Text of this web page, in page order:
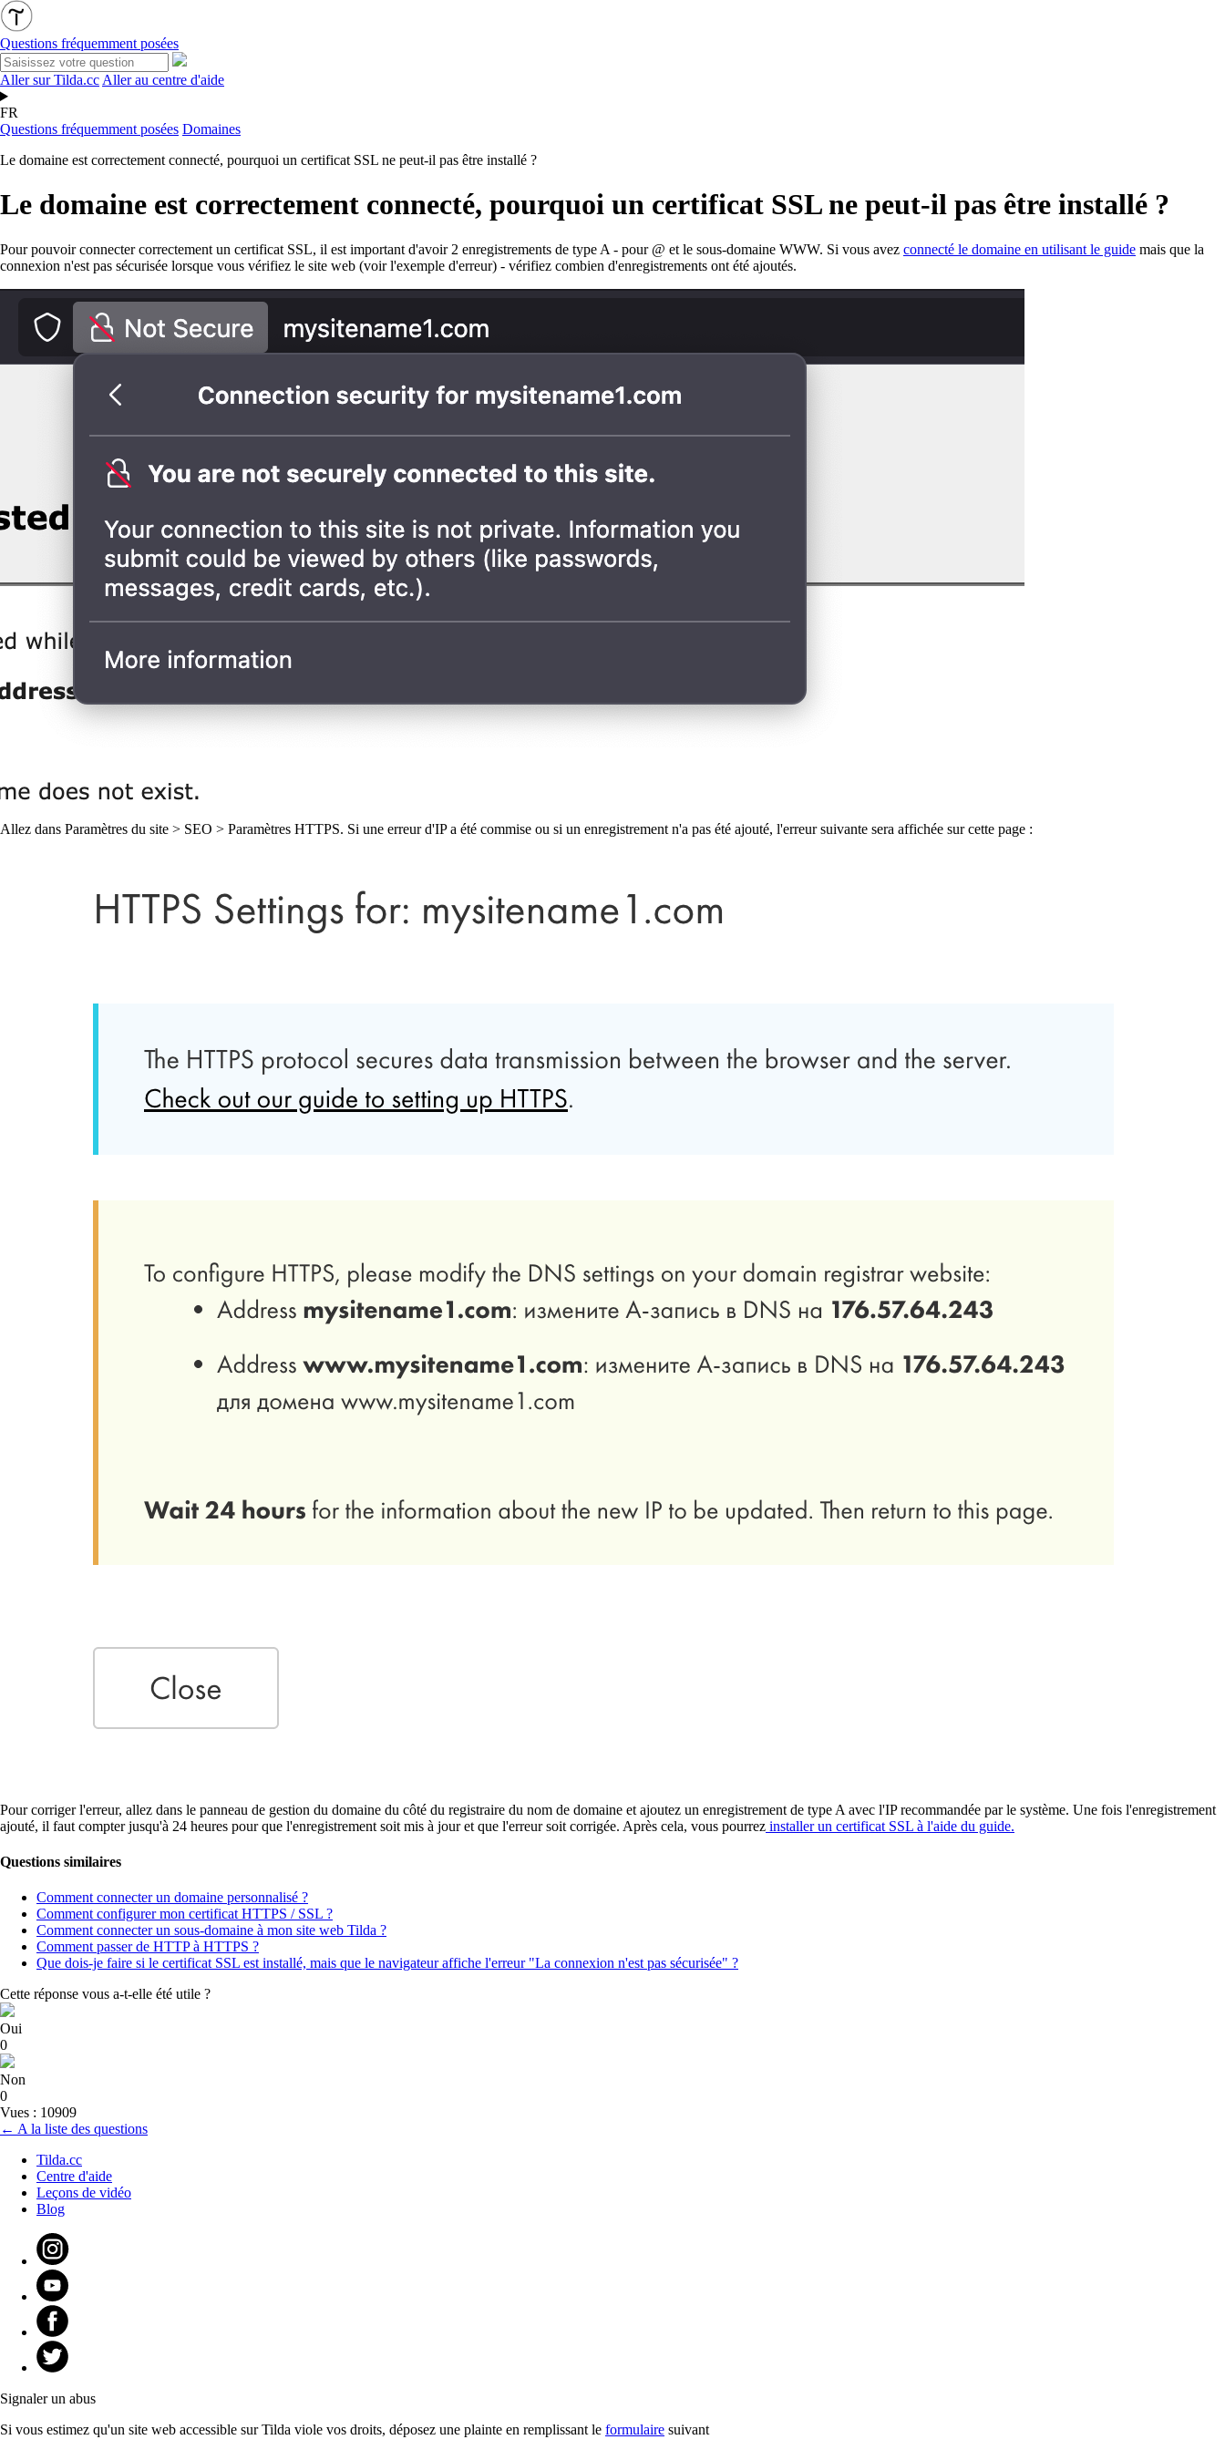
Questions fréquemment posées
Aller sur Tilda.cc Aller au centre d'aide
FR
Questions fréquemment posées Domaines
Le domaine est correctement connecté, pourquoi un certificat SSL ne peut-il pas être installé ?
Le domaine est correctement connecté, pourquoi un certificat SSL ne peut-il pas être installé ?
Pour pouvoir connecter correctement un certificat SSL, il est important d'avoir 2 enregistrements de type A - pour @ et le sous-domaine WWW. Si vous avez connecté le domaine en utilisant le guide mais que la
connexion n'est pas sécurisée lorsque vous vérifiez le site web (voir l'exemple d'erreur) - vérifiez combien d'enregistrements ont été ajoutés.
Allez dans Paramètres du site > SEO > Paramètres HTTPS. Si une erreur d'IP a été commise ou si un enregistrement n'a pas été ajouté, l'erreur suivante sera affichée sur cette page :
Pour corriger l'erreur, allez dans le panneau de gestion du domaine du côté du registraire du nom de domaine et ajoutez un enregistrement de type A avec l'IP recommandée par le système. Une fois l'enregistrement
ajouté, il faut compter jusqu'à 24 heures pour que l'enregistrement soit mis à jour et que l'erreur soit corrigée. Après cela, vous pourrez installer un certificat SSL à l'aide du guide.
Questions similaires
Comment connecter un domaine personnalisé ?
Comment configurer mon certificat HTTPS / SSL ?
Comment connecter un sous-domaine à mon site web Tilda ?
Comment passer de HTTP à HTTPS ?
Que dois-je faire si le certificat SSL est installé, mais que le navigateur affiche l'erreur "La connexion n'est pas sécurisée" ?
Cette réponse vous a-t-elle été utile ?
Oui
0
Non
0
Vues : 10909
← A la liste des questions
Tilda.cc
Centre d'aide
Leçons de vidéo
Blog
Signaler un abus
Si vous estimez qu'un site web accessible sur Tilda viole vos droits, déposez une plainte en remplissant le formulaire suivant